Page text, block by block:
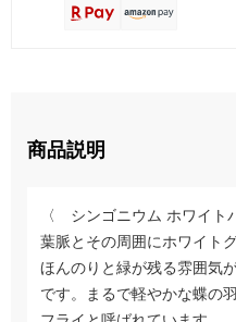
商品説明
〈 シンゴニウム ホワイト
葉脈とその周囲にホワイト
ほんのりと緑が残る雰囲気
です。まるで軽やかな蝶の